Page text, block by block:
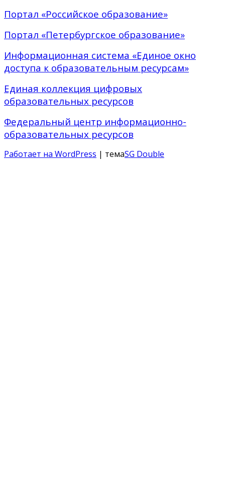
Портал «Российское образование»
Портал «Петербургское образование»
Информационная система «Единое окно
доступа к образовательным ресурсам»
Единая коллекция цифровых
образовательных ресурсов
Федеральный центр информационно-
образовательных ресурсов
Работает на WordPress | темаSG Double